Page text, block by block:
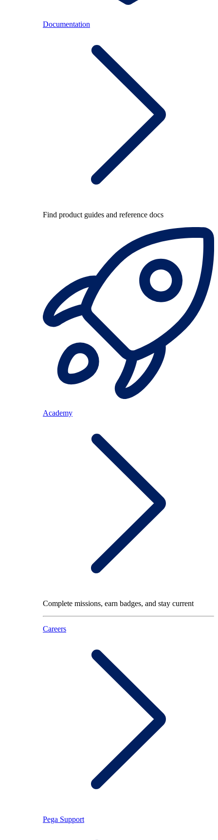
Documentation
Find product guides and reference docs
Academy
Complete missions, earn badges, and stay current
Careers
Pega Support